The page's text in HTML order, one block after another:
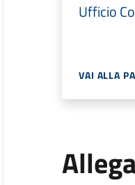
Ufficio
VAI ALLA